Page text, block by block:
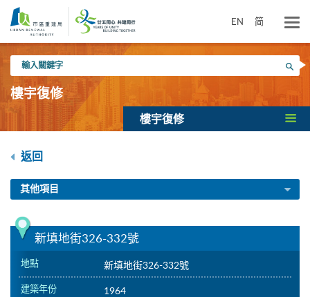
內
EN 简
入
關
鍵
搜尋
樓宇復修
樓宇復修
返回
其他項目
新填地街326-332號
地點 新填地街326-332號
建築年份 1964